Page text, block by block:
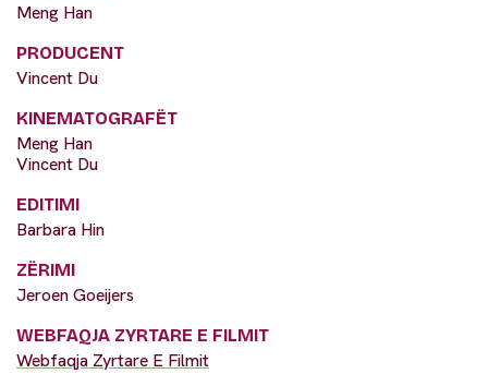
Meng Han
PRODUCENT
Vincent Du
KINEMATOGRAFËT
Meng Han
Vincent Du
EDITIMI
Barbara Hin
ZËRIMI
Jeroen Goeijers
WEBFAQJA ZYRTARE E FILMIT
Webfaqja Zyrtare E Filmit